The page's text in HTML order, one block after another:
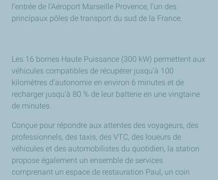
l’entrée de l’Aéroport Marseille Provence, l’un des
principaux pôles de transport du sud de la France.
Les 16 bornes Haute Puissance (300 kW) permettent aux
véhicules compatibles de récupérer jusqu’à 100
kilomètres d’autonomie en environ 6 minutes et de
recharger jusqu’à 80 % de leur batterie en une vingtaine
de minutes.
Conçue pour répondre aux attentes des voyageurs, des
professionnels, des taxis, des VTC, des loueurs de
véhicules et des automobilistes du quotidien, la station
propose également un ensemble de services
comprenant un espace de restauration Paul, un coin